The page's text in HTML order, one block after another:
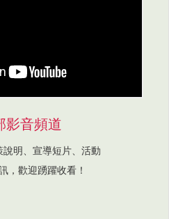
影音頻道
明、宣導短片、活動
，歡迎踴躍收看！